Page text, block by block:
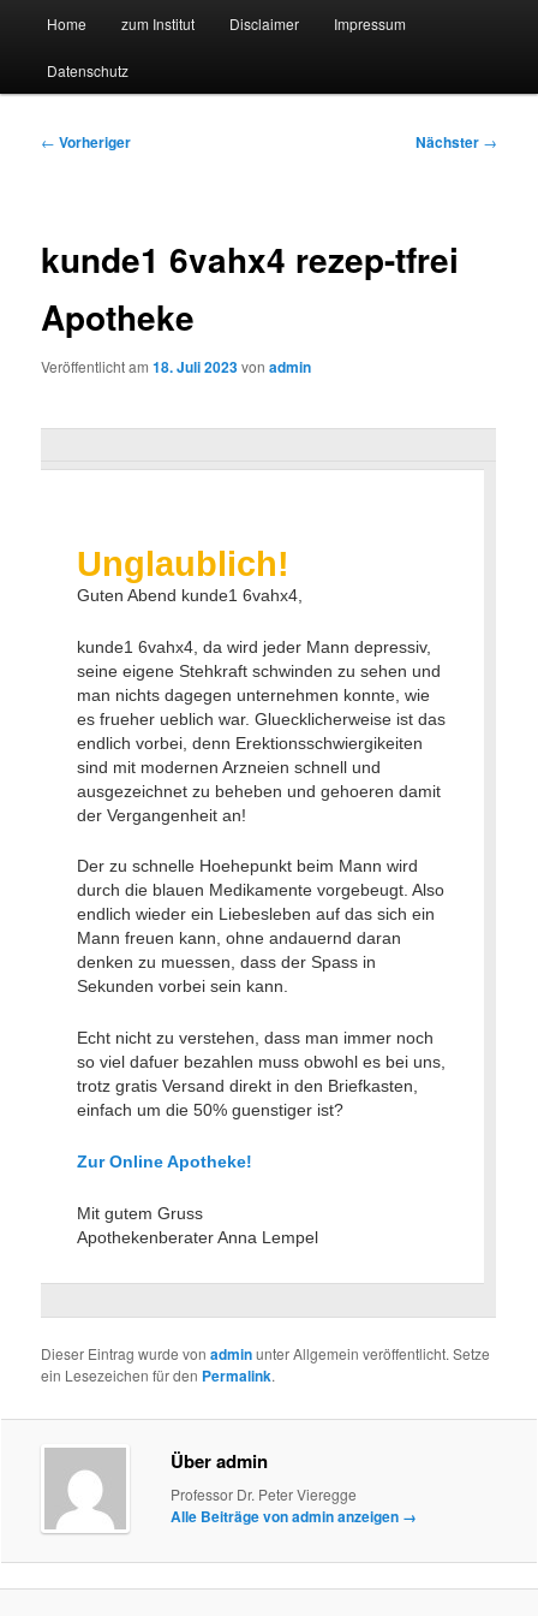
Suchmaschine Forschung und
Technologie
Zum
primären
Zum
sekundären
Home zum Institut Disclaimer Impressum
Datenschutz
Beitragsnavigation
← Vorheriger Nächster →
kunde1 6vahx4 rezep-tfrei
Apotheke
Veröffentlicht am18. Juli 2023vonadmin
Unglaublich!
Guten Abend kunde1 6vahx4,
kunde1 6vahx4, da wird jeder Mann depressiv,
seine eigene Stehkraft schwinden zu sehen und
man nichts dagegen unternehmen konnte, wie
es frueher ueblich war. Gluecklicherweise ist das
endlich vorbei, denn Erektionsschwiergikeiten
sind mit modernen Arzneien schnell und
ausgezeichnet zu beheben und gehoeren damit
der Vergangenheit an!
Der zu schnelle Hoehepunkt beim Mann wird
durch die blauen Medikamente vorgebeugt. Also
endlich wieder ein Liebesleben auf das sich ein
Mann freuen kann, ohne andauernd daran
denken zu muessen, dass der Spass in
Sekunden vorbei sein kann.
Echt nicht zu verstehen, dass man immer noch
so viel dafuer bezahlen muss obwohl es bei uns,
trotz gratis Versand direkt in den Briefkasten,
einfach um die 50% guenstiger ist?
Zur Online Apotheke!
Mit gutem Gruss
Apothekenberater Anna Lempel
Dieser Eintrag wurde vonadminunter Allgemein veröffentlicht. Setze
ein Lesezeichen für den Permalink.
Über admin
Professor Dr. Peter Vieregge
Alle Beiträge von admin anzeigen →